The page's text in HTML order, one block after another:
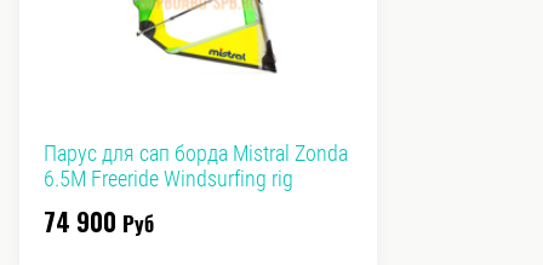
Парус для сап борда Mistral Zonda
6.5M Freeride Windsurfing rig
74 900 Руб